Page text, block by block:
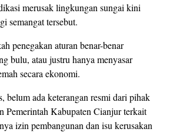
merusak lingkungan sungai kini
semangat tersebut.
penegakan aturan benar-benar
bulu, atau justru hanya menyasar
secara ekonomi.
belum ada keterangan resmi dari pihak
Pemerintah Kabupaten Cianjur terkait
izin pembangunan dan isu kerusakan